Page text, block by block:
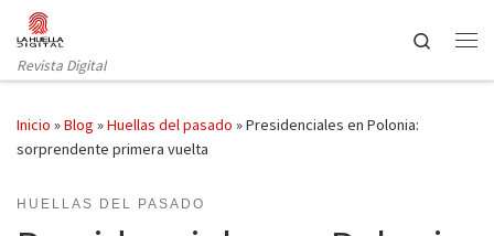
Saltar al contenido
Revista Digital
Search
Inicio »Blog »Huellas del pasado »Presidenciales en Polonia:
sorprendente primera vuelta
HUELLAS DEL PASADO